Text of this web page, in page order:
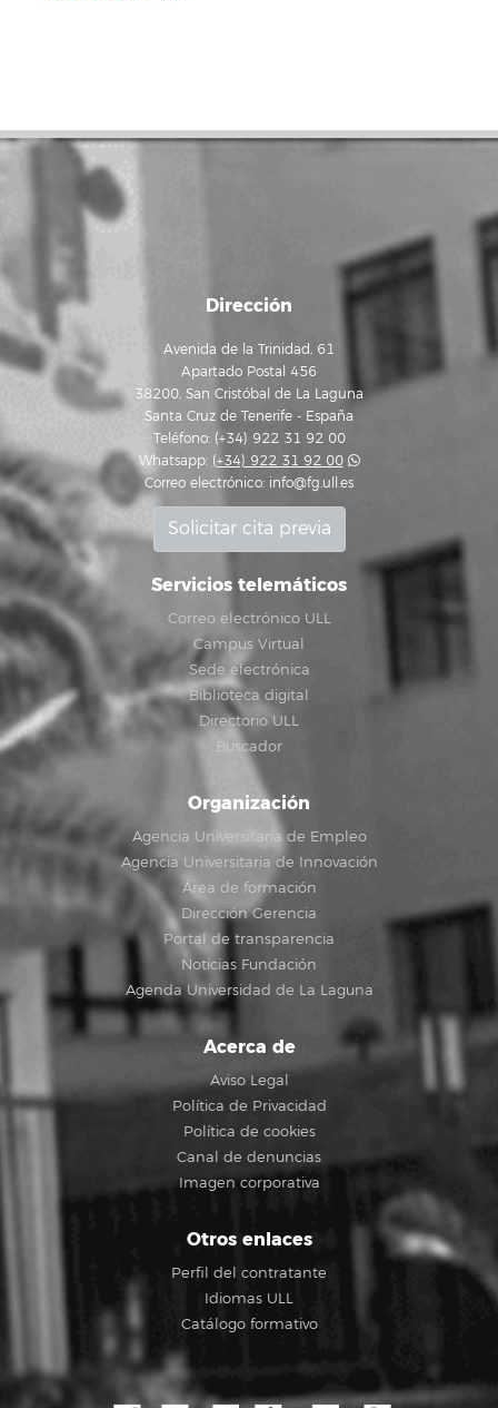
Dirección
Avenida de la Trinidad, 61
Apartado Postal 456
38200, San Cristóbal de La Laguna
Santa Cruz de Tenerife - España
Teléfono: (+34) 922 31 92 00
Whatsapp: (+34) 922 31 92 00
Correo electrónico: info@fg.ull.es
Solicitar cita previa
Servicios telemáticos
Correo electrónico ULL
Campus Virtual
Sede electrónica
Biblioteca digital
Directorio ULL
Buscador
Organización
Agencia Universitaria de Empleo
Agencia Universitaria de Innovación
Área de formación
Dirección Gerencia
Portal de transparencia
Noticias Fundación
Agenda Universidad de La Laguna
Acerca de
Aviso Legal
Política de Privacidad
Política de cookies
Canal de denuncias
Imagen corporativa
Otros enlaces
Perfil del contratante
Idiomas ULL
Catálogo formativo